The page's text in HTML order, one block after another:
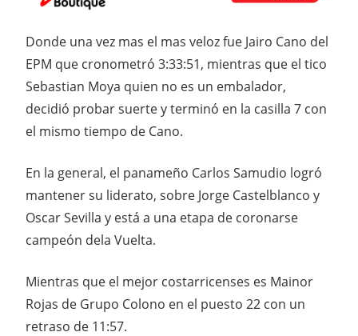
Donde una vez mas el mas veloz fue Jairo Cano del
EPM que cronometró 3:33:51, mientras que el tico
Sebastian Moya quien no es un embalador,
decidió probar suerte y terminó en la casilla 7 con
el mismo tiempo de Cano.
En la general, el panameño Carlos Samudio logró
mantener su liderato, sobre Jorge Castelblanco y
Oscar Sevilla y está a una etapa de coronarse
campeón dela Vuelta.
Mientras que el mejor costarricenses es Mainor
Rojas de Grupo Colono en el puesto 22 con un
retraso de 11:57.